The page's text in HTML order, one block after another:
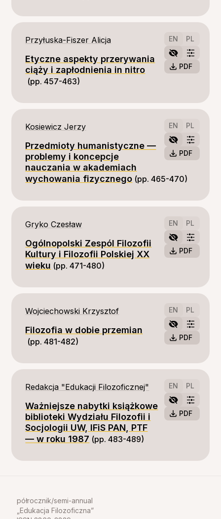
EN PL
PDF
Przyłuska-Fiszer Alicja
Etyczne aspekty przerywania
ciąży i zapłodnienia in nitro
(pp. 457-463)
EN PL
PDF
Kosiewicz Jerzy
Przedmioty humanistyczne —
problemy i koncepcje
nauczania w akademiach
wychowania fizycznego (pp. 465-470)
EN PL
PDF
Gryko Czesław
Ogólnopolski Zespól Filozofii
Kultury i Filozofii Polskiej XX
wieku (pp. 471-480)
EN PL
PDF
Wojciechowski Krzysztof
Filozofia w dobie przemian
(pp. 481-482)
EN PL
PDF
Redakcja "Edukacji Filozoficznej"
Ważniejsze nabytki książkowe
biblioteki Wydziału Filozofii i
Socjologii UW, IFiS PAN, PTF
— w roku 1987 (pp. 483-489)
półrocznik/semi-annual
Edukacja Filozoficzna